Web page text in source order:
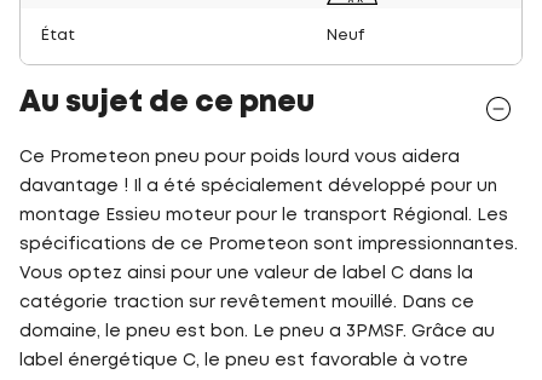
État Neuf
Au sujet de ce pneu
Ce Prometeon pneu pour poids lourd vous aidera
davantage ! Il a été spécialement développé pour un
montage Essieu moteur pour le transport Régional. Les
spécifications de ce Prometeon sont impressionnantes.
Vous optez ainsi pour une valeur de label C dans la
catégorie traction sur revêtement mouillé. Dans ce
domaine, le pneu est bon. Le pneu a 3PMSF. Grâce au
label énergétique C, le pneu est favorable à votre